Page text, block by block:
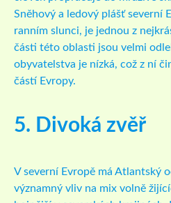
Sněhový a ledový plášť severní
ranním slunci, je jednou z
části této oblasti jsou velmi
obyvatelstva je nízká, což z ní
částí Evropy.
5. Divoká zvěř
V severní Evropě má Atlantský
významný vliv na mix volně